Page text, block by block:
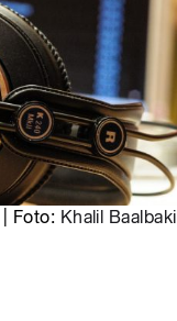
Foto: Khalil Baalbaki